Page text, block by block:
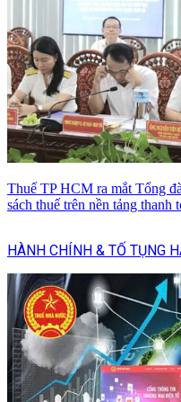
Thuế TP HCM ra mắt Tổng
sách thuế trên nền tảng thanh
HÀNH CHÍNH & TỐ TỤNG